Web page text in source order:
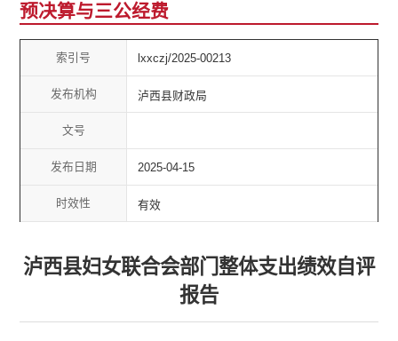
预决算与三公经费
索引号 lxxczj/2025-00213
发布机构 泸西县财政局
文号
发布日期 2025-04-15
时效性 有效
泸西县妇女联合会部门整体支出绩效自评
报告